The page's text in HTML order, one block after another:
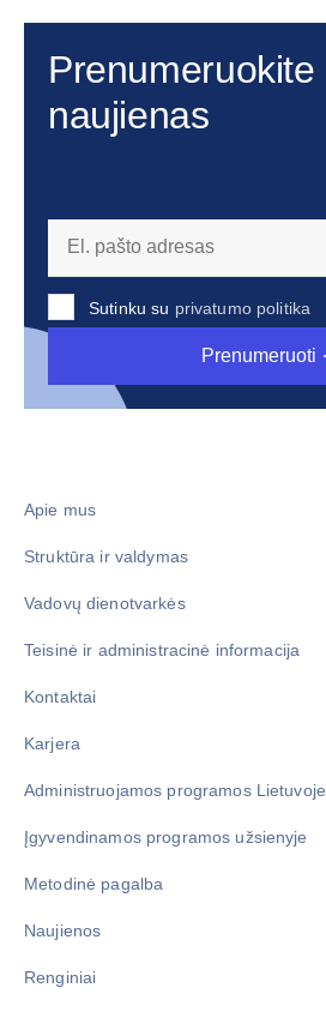
Prenumeruokite
naujienas
Sutinku su privatumo politika
Prenumeruoti
Apie mus
Struktūra ir valdymas
Vadovų dienotvarkės
Teisinė ir administracinė informacija
Kontaktai
Karjera
Administruojamos programos Lietuvoje
Įgyvendinamos programos užsienyje
Metodinė pagalba
Naujienos
Renginiai